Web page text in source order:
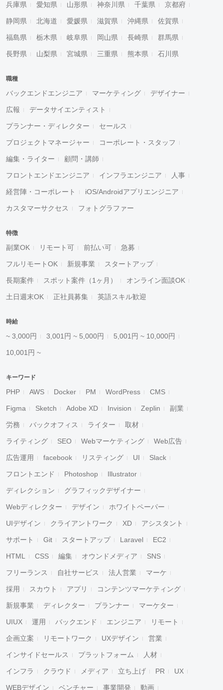
兵庫県 愛知県 山形県 神奈川県 千葉県 京都府
静岡県 北海道 愛媛県 滋賀県 沖縄県 佐賀県
福島県 栃木県 岐阜県 岡山県 長崎県 群馬県
長野県 山梨県 宮城県 三重県 熊本県 石川県
職種
バックエンドエンジニア マーケティング デザイナー
広報 データサイエンティスト
プランナー・ディレクター セールス
プロジェクトマネージャー コーポレート・スタッフ
編集・ライター 顧問・講師
フロントエンドエンジニア インフラエンジニア 人事
経営陣・コーポレート iOS/Androidアプリエンジニア
カスタマーサクセス フォトグラファー
特徴
副業OK リモート可 前払い可 急募
フルリモートOK 新規事業 スタートアップ
長期案件 スポット案件（1ヶ月） オンライン面談OK
土日週末OK 正社員募集 英語スキル歓迎
時給
~ 3,000円 3,001円 ~ 5,000円 5,001円 ~ 10,000円
10,001円 ~
キーワード
PHP AWS Docker PM WordPress CMS
Figma Sketch Adobe XD Invision Zeplin 副業
労務 バックオフィス ライター 取材
ライティング SEO Webマーケティング Web広告
広告運用 facebook リスティング UI Slack
フロントエンド Photoshop Illustrator
ディレクション グラフィックデザイナー
Webディレクター デザイン ホワイトペーパー
UIデザイン クライアントワーク XD アシスタント
サポート Git スタートアップ Laravel EC2
HTML CSS 編集 オウンドメディア SNS
フリーランス 自社サービス 法人営業 マーケ
採用 スカウト アプリ コンテンツマーケティング
新規事業 ディレクター プランナー マーケター
UIUX 運用 バックエンド エンジニア リモート
企画立案 リモートワーク UXデザイン 営業
インサイドセールス プラットフォーム 人材
インフラ クラウド メディア 立ち上げ PR UX
WEBデザイン ベンチャー 事業開発 動画